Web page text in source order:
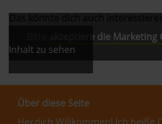
akzeptiere die Marketing
Inhalt zu sehen
Über diese Seite
Herzlich Willkommen! Ich heiße